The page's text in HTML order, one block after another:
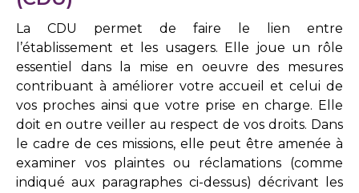
La CDU permet de faire le lien entre
l’établissement et les usagers. Elle joue un rôle
essentiel dans la mise en oeuvre des mesures
contribuant à améliorer votre accueil et celui de
vos proches ainsi que votre prise en charge. Elle
doit en outre veiller au respect de vos droits. Dans
le cadre de ces missions, elle peut être amenée à
examiner vos plaintes ou réclamations (comme
indiqué aux paragraphes ci-dessus) décrivant les